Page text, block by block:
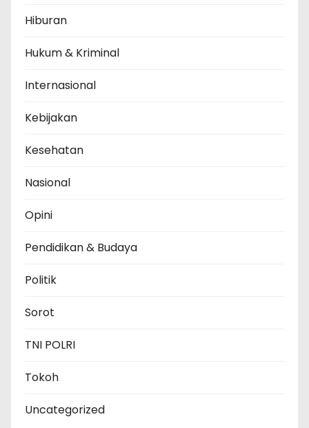
Hiburan
Hukum & Kriminal
Internasional
Kebijakan
Kesehatan
Nasional
Opini
Pendidikan & Budaya
Politik
Sorot
TNI POLRI
Tokoh
Uncategorized